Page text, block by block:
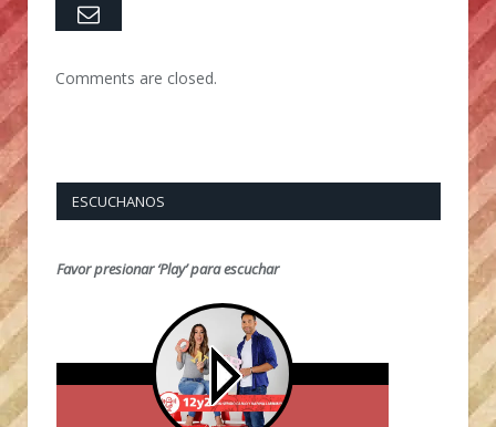
Email
Comments are closed.
ESCUCHANOS
Favor presionar ‘Play’ para escuchar